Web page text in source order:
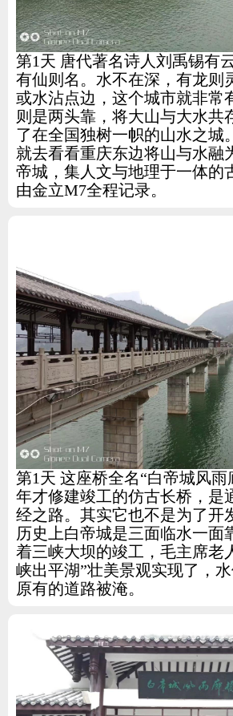
登录
第1天 唐代著名诗人刘禹锡有
有仙则名。水不在深，有龙则
或水沾点边，这个城市就非常
则是两头靠，将大山与大水共
了在全国独树一帜的山水之城
就去看看重庆东边将山与水融
帝城，集人文与地理于一体的
由金立M7全程记录。
第1天 这座桥全名“白帝城风雨
年才修建竣工的仿古长桥，是
经之路。其实它也不是为了开
历史上白帝城是三面临水一面
着三峡大坝的竣工，毛主席老
峡出平湖”壮美景观实现了，
原有的道路被淹。